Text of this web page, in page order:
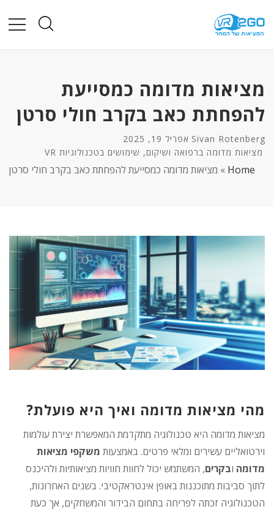
מציאות מדומה כמסייעת
להפחתת כאב בקרב חולי סרטן
Sivan Rotenberg אפריל 19, 2025
מציאות מדומה ברפואה ושיקום, שימושים בטכנולוגיות VR
Home
» מציאות מדומה כמסייעת להפחתת כאב בקרב חולי סרטן
מהי מציאות מדומה ואיך היא פועלת?
מציאות מדומה היא טכנולוגיה מתקדמת המאפשרת יצירת עולמות
וירטואליים עשירים ומלאי פרטים. באמצעות משקפי מציאות
מדומה ובקרים, המשתמש יכול לחוות חוויות מציאותיות ולהיכנס
לתוך סביבות מתוכננות באופן אינטראקטיבי. בשנים האחרונות,
הטכנולוגיה זכתה לפריחה בתחום הבידור והמשחקים, אך כעת